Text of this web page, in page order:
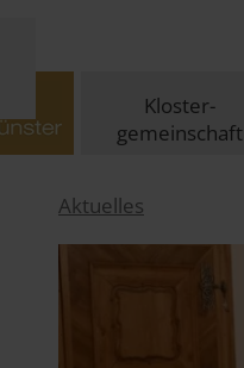
Kloster-
gemeinschaft
Aktuelles